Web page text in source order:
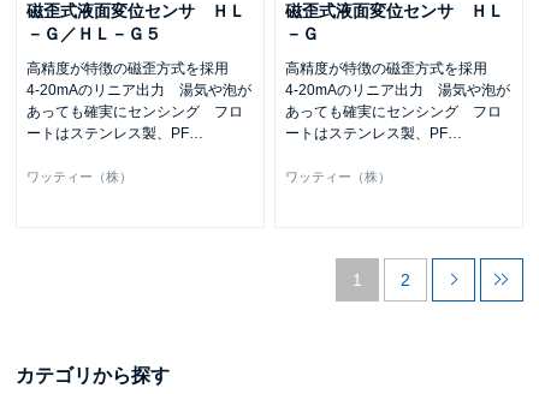
磁歪式液面変位センサ ＨＬ
－Ｇ／ＨＬ－Ｇ５
高精度が特徴の磁歪方式を採用
4-20mAのリニア出力 湯気や泡が
あっても確実にセンシング フロ
ートはステンレス製、PF…
ワッティー（株）
磁歪式液面変位センサ ＨＬ
－Ｇ
高精度が特徴の磁歪方式を採用
4-20mAのリニア出力 湯気や泡が
あっても確実にセンシング フロ
ートはステンレス製、PF…
ワッティー（株）
1 2
カテゴリから探す